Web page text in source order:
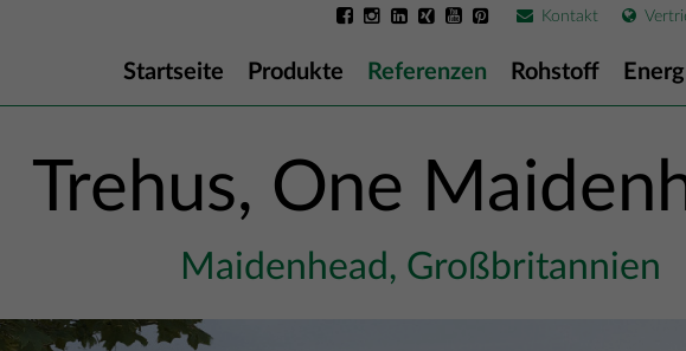
Startseite Produkte Referenzen Rohstoff
Kontakt
Trehus, One
Maidenhead, Großbritannien